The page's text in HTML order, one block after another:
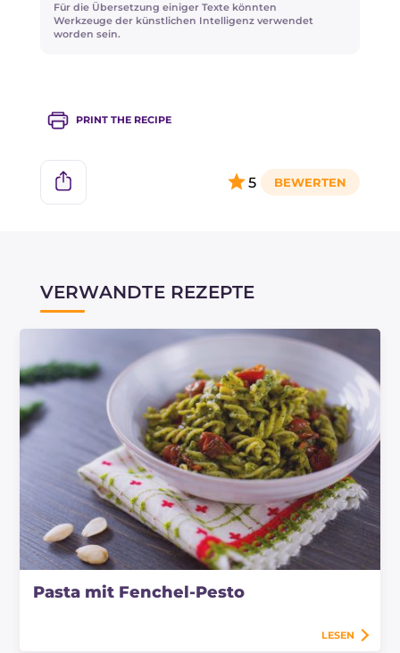
Für die Übersetzung einiger Texte könnten
Werkzeuge der künstlichen Intelligenz verwendet
worden sein.
PRINT THE RECIPE
5
VERWANDTE REZEPTE
Pasta mit Fenchel-Pesto
LESEN